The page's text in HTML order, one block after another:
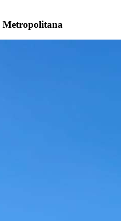
Metropolitana